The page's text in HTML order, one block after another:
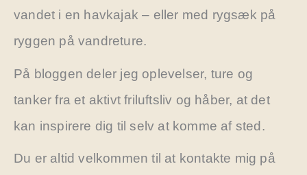
vandet i en havkajak – eller med rygsæk på
ryggen på vandreture.
På bloggen deler jeg oplevelser, ture og
tanker fra et aktivt friluftsliv og håber, at det
kan inspirere dig til selv at komme af sted.
Du er altid velkommen til at kontakte mig på